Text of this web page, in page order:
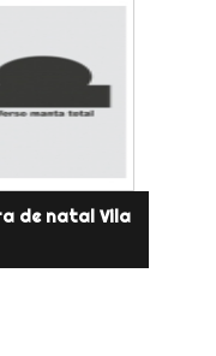
de natal Vila